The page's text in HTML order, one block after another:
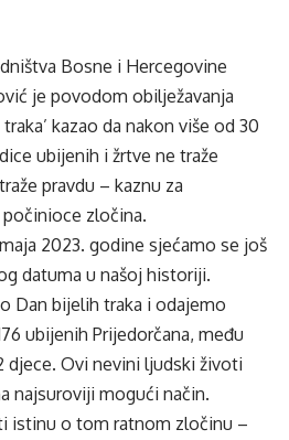
Bosne i Hercegovine
je povodom obilježavanja
traka’ kazao da nakon više od 30
ubijenih i žrtve ne traže
pravdu – kaznu za
zločina.
maja 2023. godine sjećamo se još
datuma u našoj historiji.
Dan bijelih traka i odajemo
ubijenih Prijedorčana, među
djece. Ovi nevini ljudski životi
najsuroviji mogući način.
istinu o tom ratnom zločinu –